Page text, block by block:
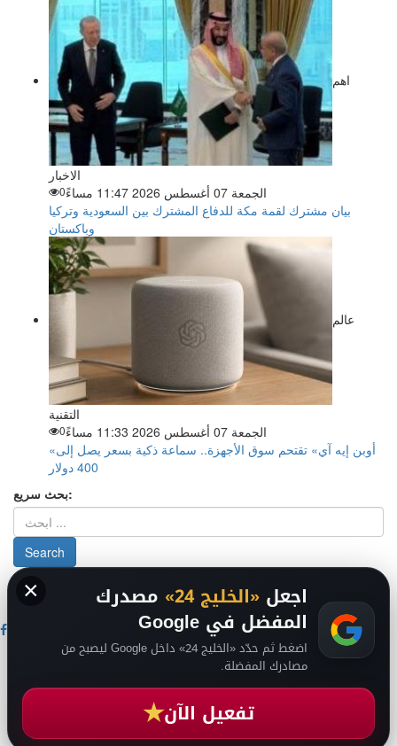
اهم
الاخبار
الجمعة 07 أغسطس 2026 11:47 مساءً
0
بيان مشترك لقمة مكة للدفاع المشترك بين السعودية وتركيا
وباكستان
عالم
التقنية
الجمعة 07 أغسطس 2026 11:33 مساءً
0
«أوبن إيه آي» تقتحم سوق الأجهزة.. سماعة ذكية بسعر يصل إلى
400 دولار
بحث سريع:
من نحن
اخبار الخليج
× اجعل «الخليج 24» مصدرك
المفضل في Google
اضغط ثم حدّد «الخليج 24» داخل Google ليصبح من
مصادرك المفضلة.
تفعيل الآن★
انضم لقناتنا على تيليجرام